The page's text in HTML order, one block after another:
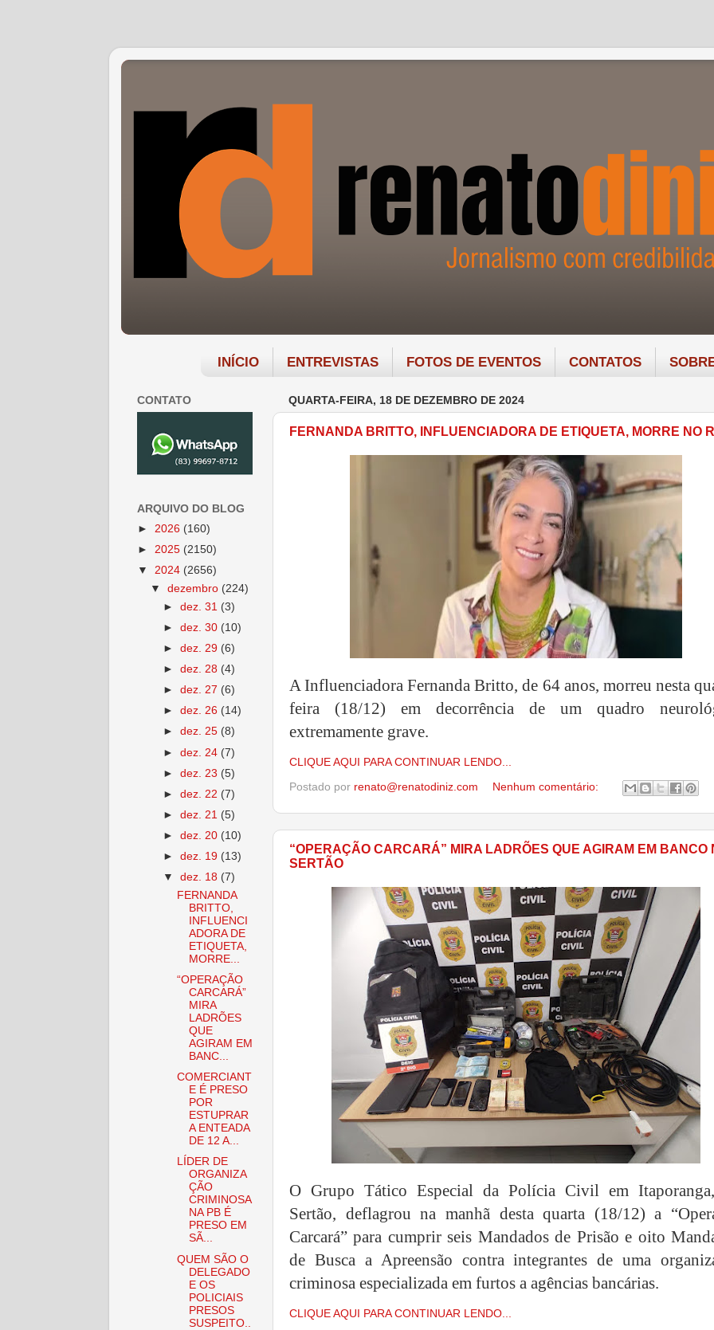
INÍCIO ENTREVISTAS FOTOS DE EVENTOS CONTATOS
QUARTA-FEIRA, 18 DE DEZEMBRO DE 2024
FERNANDA BRITTO, INFLUENCIADORA DE ETIQUETA, MORRE NO
A Influenciadora Fernanda Britto, de 64 anos, morreu nesta
feira (18/12) em decorrência de um quadro
extremamente grave.
CLIQUE AQUI PARA CONTINUAR LENDO...
Postado por renato@renatodiniz.com Nenhum comentário:
“OPERAÇÃO CARCARÁ” MIRA LADRÕES QUE AGIRAM EM BANCO
SERTÃO
O Grupo Tático Especial da Polícia Civil em
Sertão, deflagrou na manhã desta quarta (18/12) a
Carcará” para cumprir seis Mandados de Prisão e oito
de Busca a Apreensão contra integrantes de uma
criminosa especializada em furtos a agências bancárias.
CLIQUE AQUI PARA CONTINUAR LENDO...
CONTATO
ARQUIVO DO BLOG
► 2026 (160)
► 2025 (2150)
▼ 2024 (2656)
▼dezembro (224)
►dez. 31 (3)
►dez. 30 (10)
►dez. 29 (6)
►dez. 28 (4)
►dez. 27 (6)
►dez. 26 (14)
►dez. 25 (8)
►dez. 24 (7)
►dez. 23 (5)
►dez. 22 (7)
►dez. 21 (5)
►dez. 20 (10)
►dez. 19 (13)
▼dez. 18 (7)
FERNANDA
BRITTO,
INFLUENCI
ADORA DE
ETIQUETA,
MORRE...
“OPERAÇÃO
CARCARÁ”
MIRA
LADRÕES
QUE
AGIRAM EM
BANC...
COMERCIANT
E É PRESO
POR
ESTUPRAR
A ENTEADA
DE 12 A...
LÍDER DE
ORGANIZA
ÇÃO
CRIMINOSA
NA PB É
PRESO EM
SÃ...
QUEM SÃO O
DELEGADO
E OS
POLICIAIS
PRESOS
SUSPEITO..